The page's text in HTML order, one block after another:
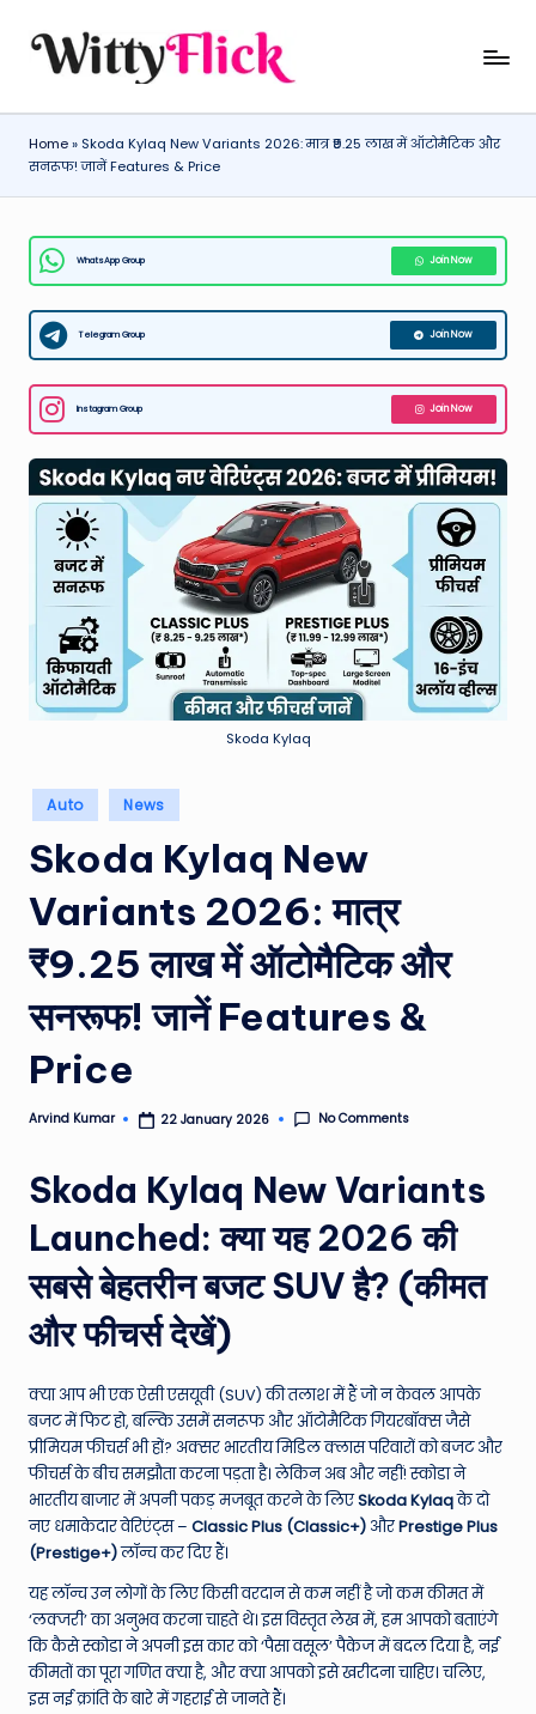
W
it
ty
Fl
ic
k:
L
a
t
e
st
W
t
h
er
T
e
c
h
&
M
o
vi
e
w
s
A
ro
n
d
T
h
W
o
rl
WittyFlick:
Tech
News
Around
World
Home» Skoda Kylaq New Variants 2026: मात्र ₹9.25 लाख में ऑटोमैटिक और
सनरूफ! जानें Features & Price
WhatsApp Group Join Now
Telegram Group Join Now
Instagram Group Join Now
Skoda Kylaq
Posted
in
Auto News
Skoda Kylaq New
Variants 2026: मात्र
₹9.25 लाख में ऑटोमैटिक और
सनरूफ! जानें Features &
Price
Posted
Arvind Kumar 22 January 2026 No Comments
Skoda Kylaq New Variants
Launched: क्या यह 2026 की
सबसे बेहतरीन बजट SUV है? (कीमत
और फीचर्स देखें)
क्या आप भी एक ऐसी एसयूवी (SUV) की तलाश में हैं जो न केवल आपके
बजट में फिट हो, बल्कि उसमें सनरूफ और ऑटोमैटिक गियरबॉक्स जैसे
प्रीमियम फीचर्स भी हों? अक्सर भारतीय मिडिल क्लास परिवारों को बजट और
फीचर्स के बीच समझौता करना पड़ता है। लेकिन अब और नहीं! स्कोडा ने
भारतीय बाजार में अपनी पकड़ मजबूत करने के लिएSkoda Kylaqके दो
नए धमाकेदार वेरिएंट्स – Classic Plus (Classic+) औरPrestige Plus
(Prestige+)लॉन्च कर दिए हैं।
यह लॉन्च उन लोगों के लिए किसी वरदान से कम नहीं है जो कम कीमत में
‘लक्जरी’ का अनुभव करना चाहते थे। इस विस्तृत लेख में, हम आपको बताएंगे
कि कैसे स्कोडा ने अपनी इस कार को ‘पैसा वसूल’ पैकेज में बदल दिया है, नई
कीमतों का पूरा गणित क्या है, और क्या आपको इसे खरीदना चाहिए। चलिए,
इस नई क्रांति के बारे में गहराई से जानते हैं।